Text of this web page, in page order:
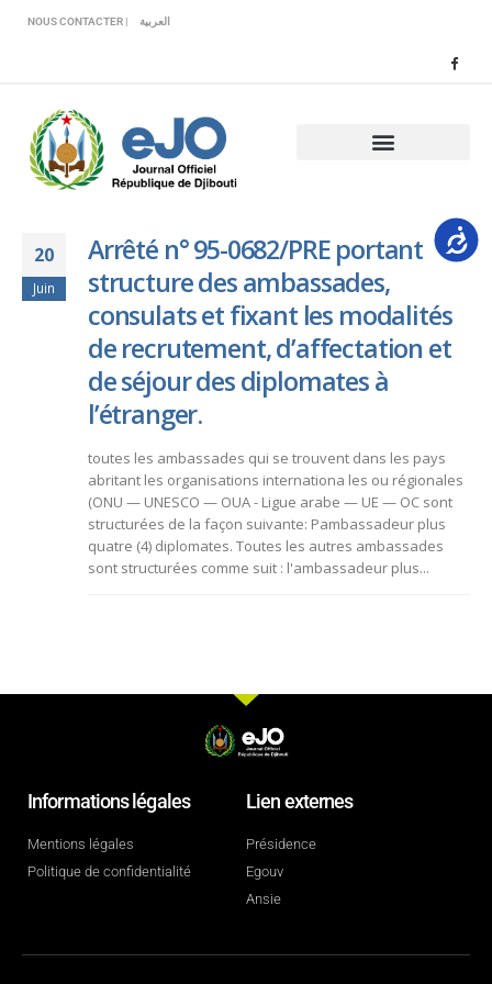
comprend
système
NOUS CONTACTER | العربية
20
Juin
Arrêté n° 95-0682/PRE portant
structure des ambassades,
consulats et fixant les modalités
de recrutement, d’affectation et
de séjour des diplomates à
l’étranger.
toutes les ambassades qui se trouvent dans les pays
abritant les organisations internationa les ou régionales
(ONU — UNESCO — OUA - Ligue arabe — UE — OC sont
structurées de la façon suivante: Pambassadeur plus
quatre (4) diplomates. Toutes les autres ambassades
sont structurées comme suit : l'ambassadeur plus...
Informations légales
Mentions légales
Politique de confidentialité
Lien externes
Présidence
Egouv
Ansie